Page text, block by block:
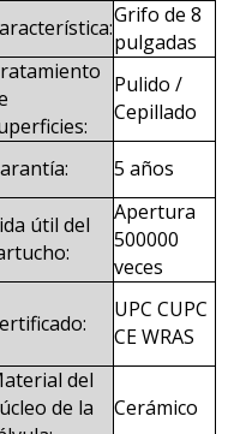
Grifo de 8
pulgadas
Pulido /
Cepillado
5 años
útil del
Apertura
500000
veces
UPC CUPC
CE WRAS
del
de la
Cerámico